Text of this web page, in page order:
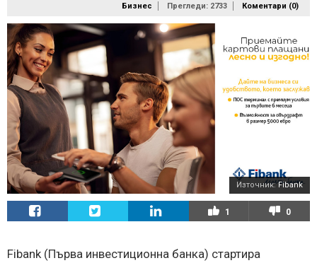
Бизнес Прегледи: 2733 Коментари (0)
Източник:Fibank
1 0
Fibank (Първа инвестиционна банка) стартира